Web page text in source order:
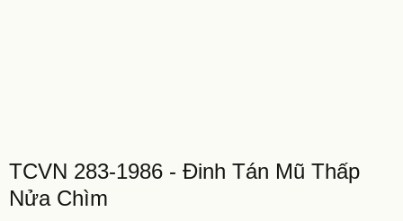
TCVN 283-1986 - Đinh Tán Mũ Thấp
Nửa Chìm